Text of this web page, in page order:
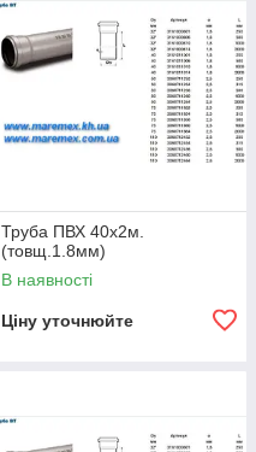
Труба ПВХ 40х2м.
(товщ.1.8мм)
В наявності
Ціну уточнюйте